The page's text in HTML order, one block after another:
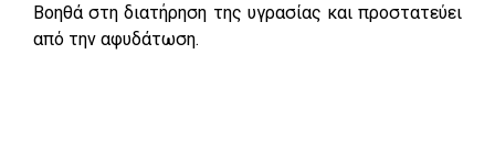
Βοηθά στη διατήρηση της υγρασίας και προστατεύει
από την αφυδάτωση.